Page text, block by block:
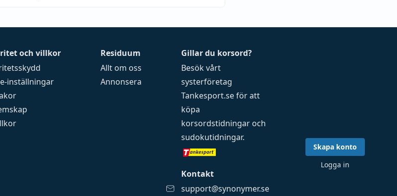
och villkor
inställningar
Residuum
Allt om oss
Annonsera
Gillar du korsord?
Besök vårt
systerföretag
Tankesport.seför att
köpa
korsordstidningar och
sudokutidningar.
Kontakt
support@synonymer.se
Skapa konto
Logga in